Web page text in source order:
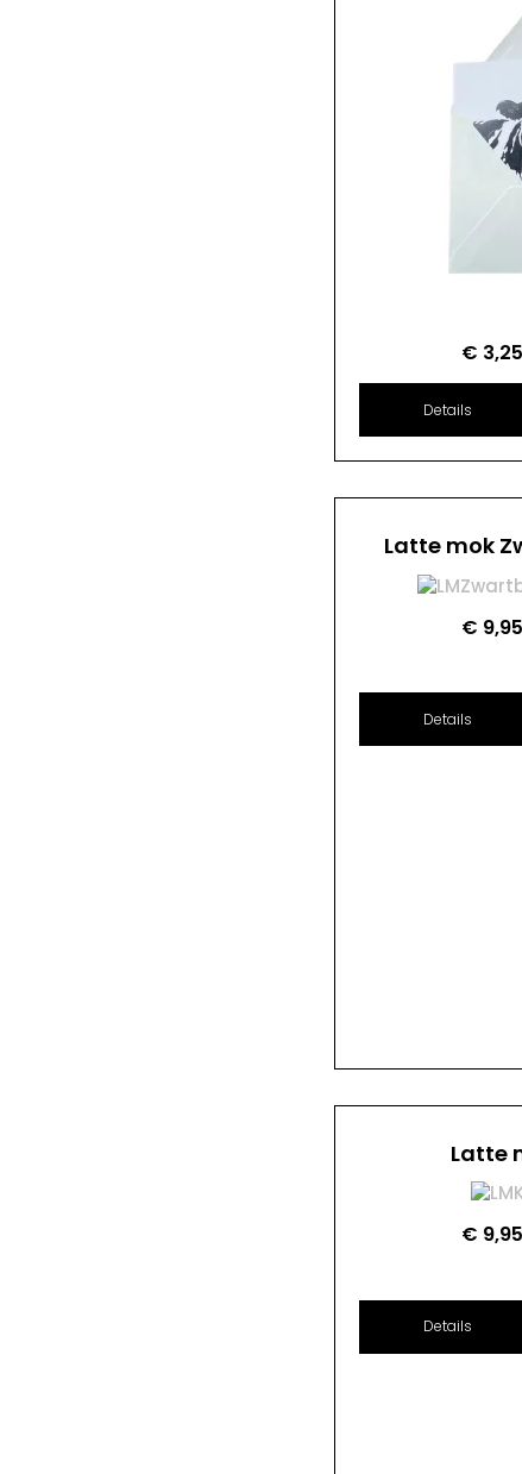
€ 3,25
Details
Latte mok
€ 9,95
Details
Latte
€ 9,95
Details